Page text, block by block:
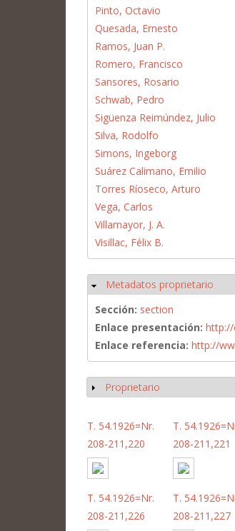
Pinto, Octavio
Quesada, Ernesto
Ramos, Juan P.
Romero, Francisco
Sansores, Rosario
Schwab, Pedro
Sigüenza Reimúndez, Julio
Silva, Rodolfo
Simons, Ingeborg
Suárez Calimano, Emilio
Torres Ríoseco, Arturo
Vega, Carlos
Villamayor, J. A.
Visillac, Félix B.
Ocultar
Metadatos proprietario
Sección: section
Enlace presentación: http://
Enlace referencia: http://
Mostrar
Proprietario
T. 54.1926=Nr.
208-211,220
T.
208-211,221
T. 54.1926=Nr.
208-211,226
T.
208-211,227